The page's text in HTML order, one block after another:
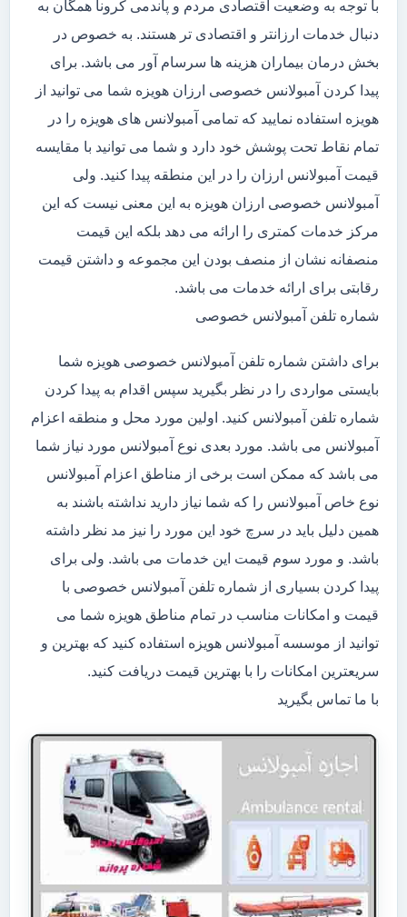
با توجه به وضعیت اقتصادی مردم و پاندمی کرونا همگان به
دنبال خدمات ارزانتر و اقتصادی تر هستند. به خصوص در
بخش درمان بیماران هزینه ها سرسام آور می باشد. برای
پیدا کردن آمبولانس خصوصی ارزان هویزه شما می توانید از
هویزه استفاده نمایید که تمامی آمبولانس های هویزه را در
تمام نقاط تحت پوشش خود دارد و شما می توانید با مقایسه
قیمت آمبولانس ارزان را در این منطقه پیدا کنید. ولی
آمبولانس خصوصی ارزان هویزه به این معنی نیست که این
مرکز خدمات کمتری را ارائه می دهد بلکه این قیمت
منصفانه نشان از منصف بودن این مجموعه و داشتن قیمت
رقابتی برای ارائه خدمات می باشد.
شماره تلفن آمبولانس خصوصی
برای داشتن شماره تلفن آمبولانس خصوصی هویزه شما
بایستی مواردی را در نظر بگیرید سپس اقدام به پیدا کردن
شماره تلفن آمبولانس کنید. اولین مورد محل و منطقه اعزام
آمبولانس می باشد. مورد بعدی نوع آمبولانس مورد نیاز شما
می باشد که ممکن است برخی از مناطق اعزام آمبولانس
نوع خاص آمبولانس را که شما نیاز دارید نداشته باشند به
همین دلیل باید در سرچ خود این مورد را نیز مد نظر داشته
باشد. و مورد سوم قیمت این خدمات می باشد. ولی برای
پیدا کردن بسیاری از شماره تلفن آمبولانس خصوصی با
قیمت و امکانات مناسب در تمام مناطق هویزه شما می
توانید از موسسه آمبولانس هویزه استفاده کنید که بهترین و
سریعترین امکانات را با بهترین قیمت دریافت کنید.
با ما تماس بگیرید